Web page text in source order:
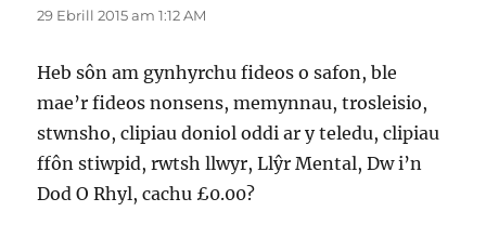
dweud:
29 Ebrill 2015 am 1:12 AM
Heb sôn am gynhyrchu fideos o safon, ble
mae’r fideos nonsens, memynnau, trosleisio,
stwnsho, clipiau doniol oddi ar y teledu, clipiau
ffôn stiwpid, rwtsh llwyr, Llŷr Mental, Dw i’n
Dod O Rhyl, cachu £0.00?